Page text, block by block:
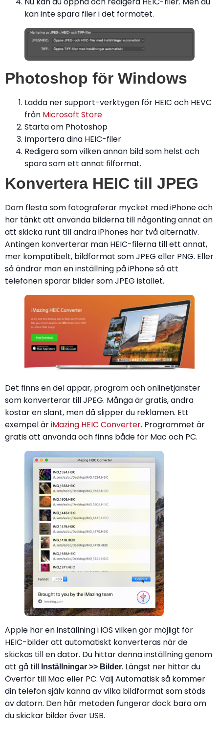
kan inte spara filer i det formatet.
Photoshop för Windows
Ladda ner support-verktygen för HEIC och HEVC
från Microsoft Store
Starta om Photoshop
Importera dina HEIC-filer
Redigera som vilken annan bild som helst och
spara som ett annat filformat.
Konvertera HEIC till JPEG
Dom flesta som fotograferar mycket med iPhone och
har tänkt att använda bilderna till någonting annat än
att skicka runt till andra iPhones har två alternativ.
Antingen konverterar man HEIC-filerna till ett annat,
mer kompatibelt, bildformat som JPEG eller PNG. Eller
så ändrar man en inställning på iPhone så att
telefonen sparar bilder som JPEG istället.
Det finns en del appar, program och onlinetjänster
som konverterar till JPEG. Många är gratis, andra
kostar en slant, men då slipper du reklamen. Ett
exempel äriMazing HEIC Converter. Programmet är
gratis att använda och finns både för Mac och PC.
Apple har en inställning i iOS vilken gör möjligt för
HEIC-bilder att automatiskt konverteras när de
skickas till en dator. Du hittar denna inställning genom
att gå till Inställningar >> Bilder. Längst ner hittar du
Överför till Mac eller PC. Välj Automatisk så kommer
din telefon själv känna av vilka bildformat som stöds
av datorn. Den här metoden fungerar dock bara om
du skickar bilder över USB.